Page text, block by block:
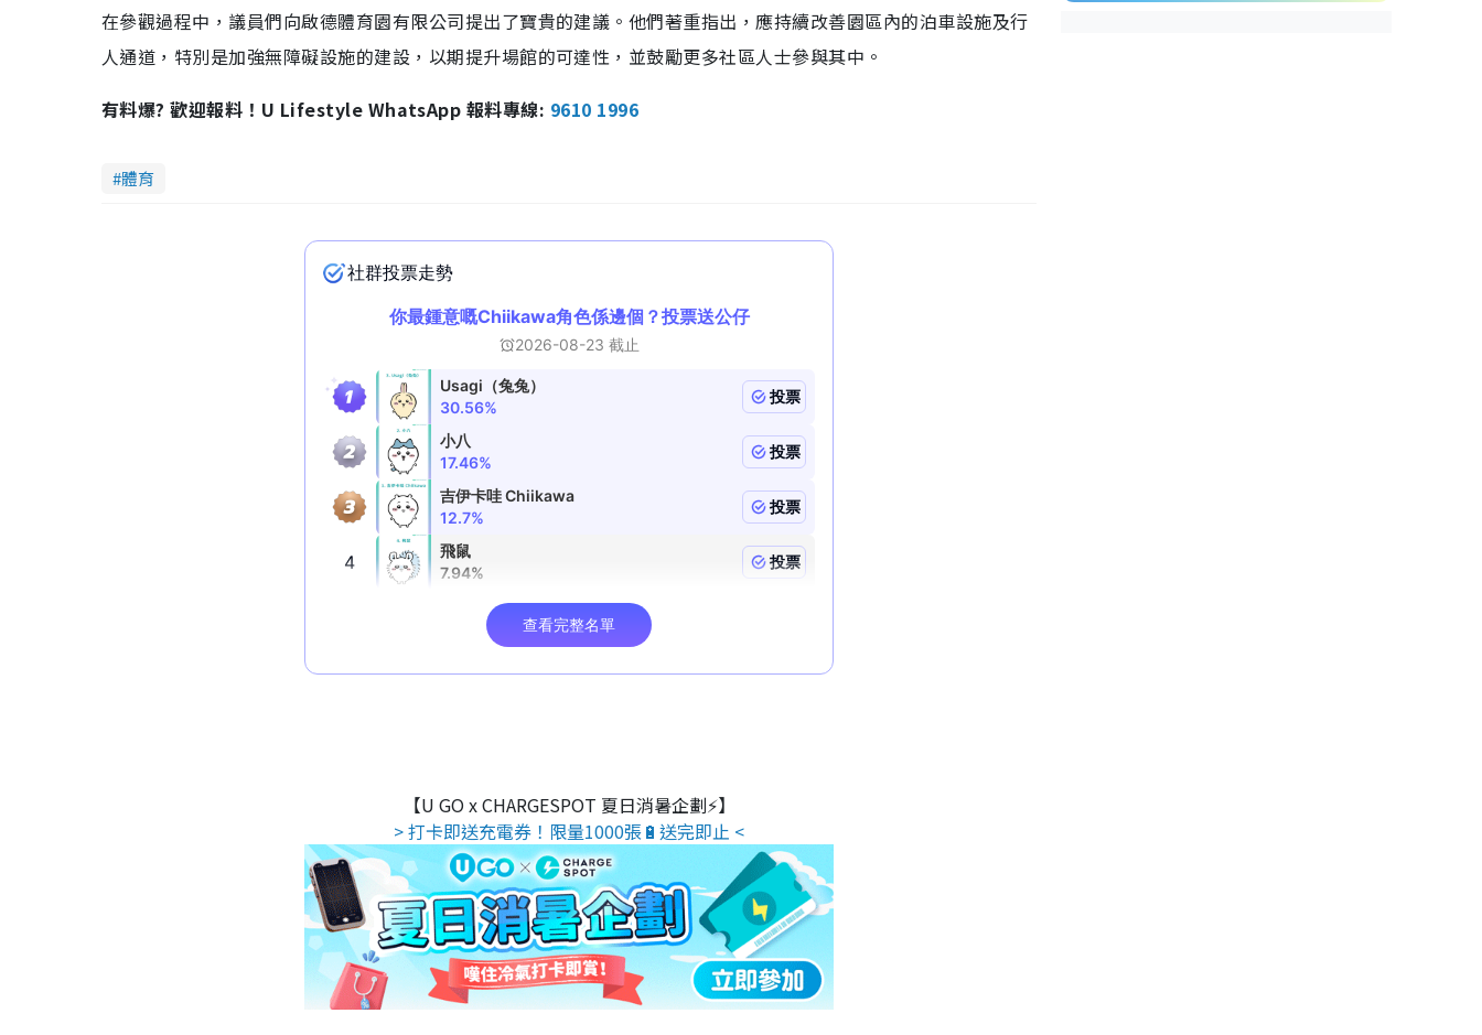
在參觀過程中，議員們向啟德體育園有限公司提出了寶貴的建議。他們著重指出，應持續改善園區內的泊車設施及行
人通道，特別是加強無障礙設施的建設，以期提升場館的可達性，並鼓勵更多社區人士參與其中。
有料爆? 歡迎報料！U Lifestyle WhatsApp 報料專線: 9610 1996
體育
【U GO x CHARGESPOT 夏日消暑企劃⚡】
> 打卡即送充電券！限量1000張🔋送完即止 <